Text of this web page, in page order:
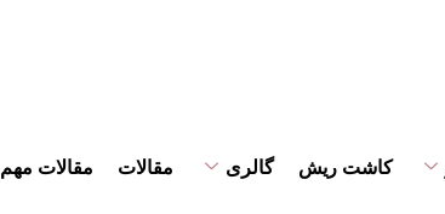
کاشت ریش گالری مقالات مقالات مهم